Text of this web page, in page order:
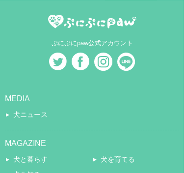
ぷにぷにpaw公式アカウント
MEDIA
犬ニュース
MAGAZINE
犬と暮らす
犬を育てる